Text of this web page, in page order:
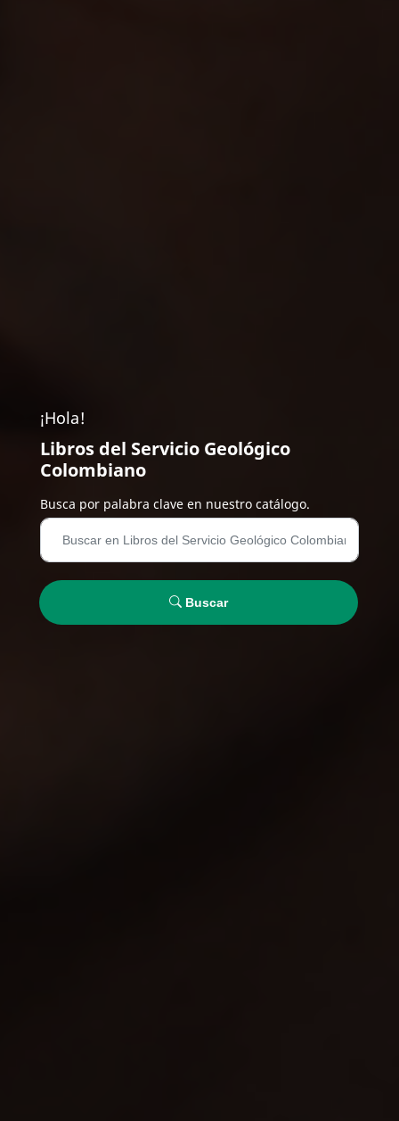
¡Hola!
Libros del Servicio Geológico
Colombiano
Busca por palabra clave en nuestro catálogo.
Buscar